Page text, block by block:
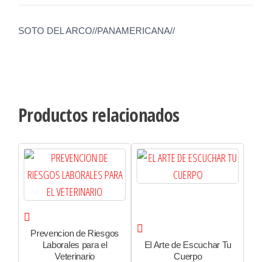
SOTO DEL ARCO//PANAMERICANA//
Productos relacionados
Prevencion de Riesgos
Laborales para el
Veterinario
El Arte de Escuchar Tu
Cuerpo